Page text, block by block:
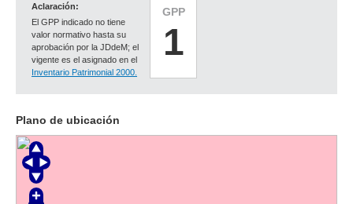
GPP
1
Aclaración:
El GPP indicado no tiene
valor normativo hasta su
aprobación por la JDdeM; el
vigente es el asignado en el
Inventario Patrimonial 2000.
Plano de ubicación